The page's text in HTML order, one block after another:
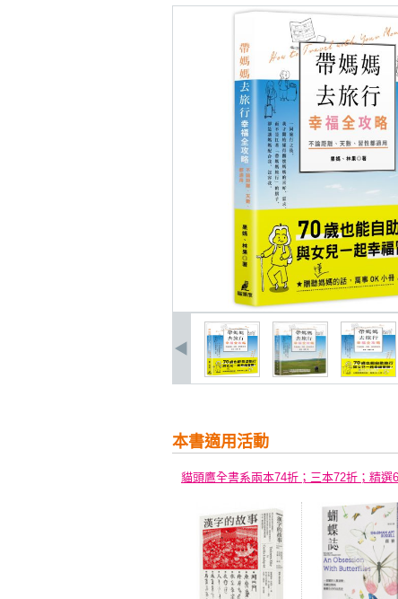
本書適用活動
貓頭鷹全書系兩本74折；三本72折；精選